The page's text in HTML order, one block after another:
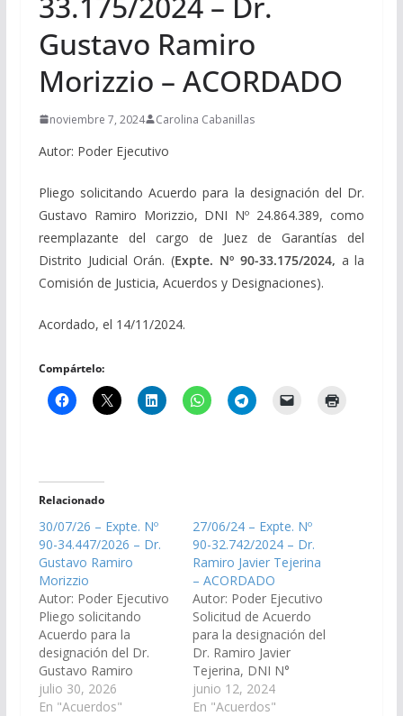
Gustavo Ramiro
Morizzio – ACORDADO
noviembre 7, 2024 Carolina Cabanillas
Autor: Poder Ejecutivo
Pliego solicitando Acuerdo para la designación del Dr.
Gustavo Ramiro Morizzio, DNI Nº 24.864.389, como
reemplazante del cargo de Juez de Garantías del
Distrito Judicial Orán. (Expte. Nº 90-33.175/2024, a la
Comisión de Justicia, Acuerdos y Designaciones).
Acordado, el 14/11/2024.
Compártelo:
Relacionado
30/07/26 – Expte. Nº
90-34.447/2026 – Dr.
Gustavo Ramiro
Morizzio
Autor: Poder Ejecutivo
Pliego solicitando
Acuerdo para la
designación del Dr.
Gustavo Ramiro
Morizzio, DNI N°
24.864.389, en el cargo
julio 30, 2026
En "Acuerdos"
27/06/24 – Expte. Nº
90-32.742/2024 – Dr.
Ramiro Javier Tejerina
– ACORDADO
Autor: Poder Ejecutivo
Solicitud de Acuerdo
para la designación del
Dr. Ramiro Javier
Tejerina, DNI N°
28.261.105, como
reemplazante del
junio 12, 2024
En "Acuerdos"